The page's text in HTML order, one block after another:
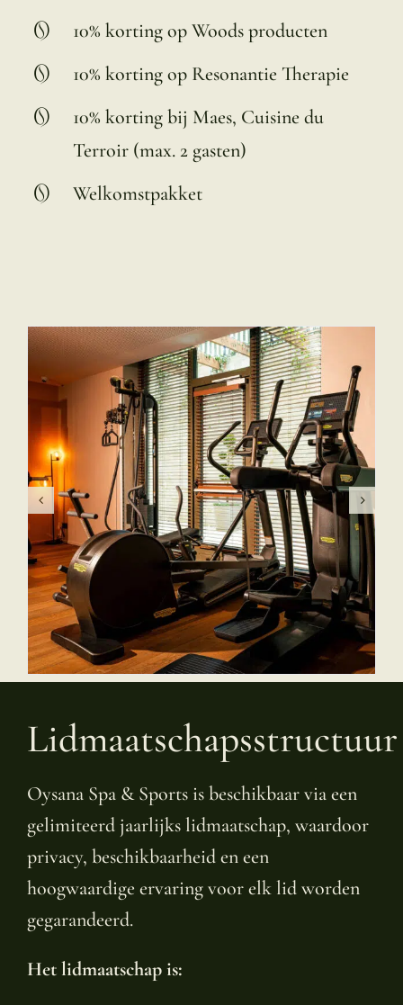
10% korting op Woods producten
10% korting op Resonantie Therapie
10% korting bij Maes, Cuisine du
Terroir (max. 2 gasten)
Welkomstpakket
Lidmaatschapsstructuur
Oysana Spa & Sports is beschikbaar via een
gelimiteerd jaarlijks lidmaatschap, waardoor
privacy, beschikbaarheid en een
hoogwaardige ervaring voor elk lid worden
gegarandeerd.
Het lidmaatschap is: